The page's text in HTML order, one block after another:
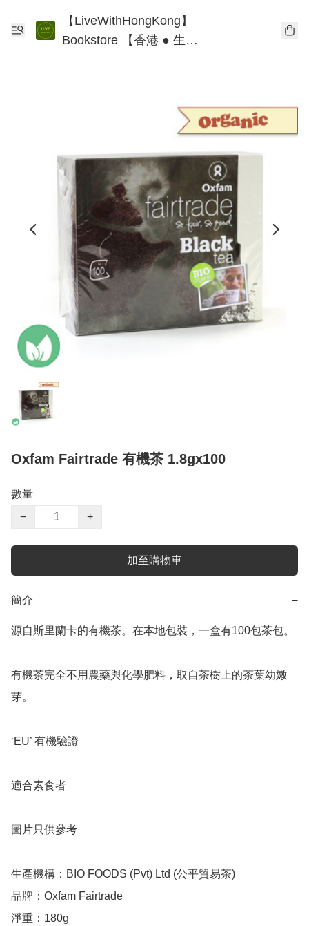
【LiveWithHongKong】
Bookstore 【香港 ● 生
Oxfam Fairtrade 有機茶 1.8gx100
數量
−
+
加至購物車
簡介 −
源自斯里蘭卡的有機茶。在本地包裝，一盒有100包茶包。
有機茶完全不用農藥與化學肥料，取自茶樹上的茶葉幼嫩
芽。
‘EU’ 有機驗證
適合素食者
圖片只供參考
生產機構：BIO FOODS (Pvt) Ltd (公平貿易茶)
品牌：Oxfam Fairtrade
淨重：180g